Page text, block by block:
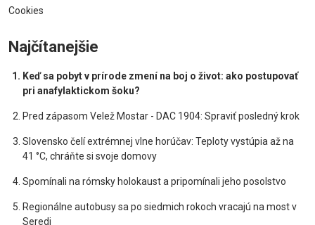
Cookies
Najčítanejšie
Keď sa pobyt v prírode zmení na boj o život: ako postupovať
pri anafylaktickom šoku?
Pred zápasom Velež Mostar - DAC 1904: Spraviť posledný krok
Slovensko čelí extrémnej vlne horúčav: Teploty vystúpia až na
41 °C, chráňte si svoje domovy
Spomínali na rómsky holokaust a pripomínali jeho posolstvo
Regionálne autobusy sa po siedmich rokoch vracajú na most v
Seredi